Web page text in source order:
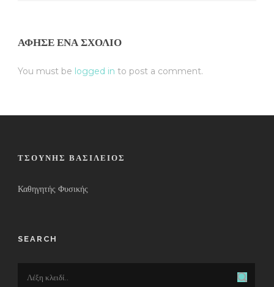
ΆΦΗΣΕ ΈΝΑ ΣΧΌΛΙΟ
You must be logged in to post a comment.
ΤΣΟΎΝΗΣ ΒΑΣΊΛΕΙΟΣ
Καθηγητής Φυσικής
SEARCH